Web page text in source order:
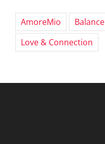
AmoreMio Balance
Love & Connection